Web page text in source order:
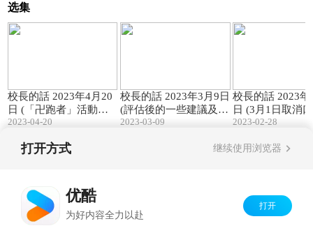
选集
校長的話 2023年4月20
日 (「卍跑者」活動啟
動禮)
2023-04-20
校長的話 2023年3月9日
(評估後的一些建議及學
生成就)
2023-03-09
校長的話 2023年
日 (3月1日取消
安排)
2023-02-28
打开方式 继续使用浏览器
优酷
为好内容全力以赴
打开